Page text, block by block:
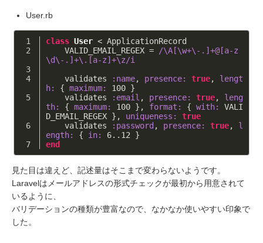
User.rb
class User < ApplicationRecord
    VALID_EMAIL_REGEX =
/\A[\w+\-.]+@[a-z
\d\-.]+\.[a-z]+\z/i
    validates
:name, presence: true, lengt
h:
{ maximum: 100 }
    validates
:email , presence: true, leng
th:
{ maximum: 100 }, format: { with:
VALI
D_EMAIL_REGEX }, uniqueness:
true
    validates
:password , presence: true, l
ength:
{ in: 6.. 12 }
end
見た目は違えど、記述量はそこまで変わらないようです。
Laravelはメールアドレスの形式チェックが最初から用意されて
いるように、
バリデーションの種類が豊富なので、なかなか使いやすい印象で
した。